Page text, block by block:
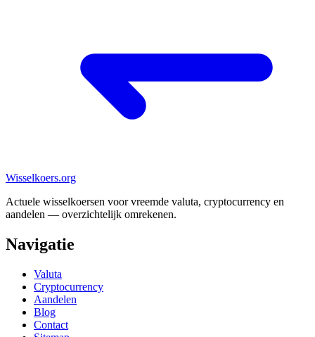
Wisselkoers.org
Actuele wisselkoersen voor vreemde valuta, cryptocurrency en
aandelen — overzichtelijk omrekenen.
Navigatie
Valuta
Cryptocurrency
Aandelen
Blog
Contact